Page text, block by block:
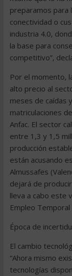
preparamos para
conectividad o
industria 4.0,
la base para
competitivo”,
Por el momento,
alto precio al
meses de caídas
matriculaciones
Anfac. El sector
entre 1,3 y 1,5
producción
están acusando
Almussafes
dejará de
lleva a cabo este
Empleo Temporal
Época de
El cambio
“Ahora mismo
tecnologías